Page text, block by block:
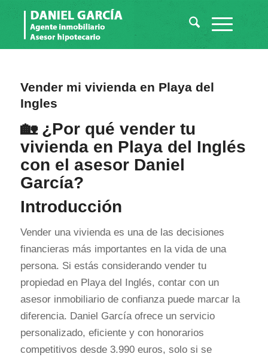
Vender mi vivienda en Playa del
Ingles
🏡 ¿Por qué vender tu
vivienda en Playa del Inglés
con el asesor Daniel
García?
Introducción
Vender una vivienda es una de las decisiones
financieras más importantes en la vida de una
persona. Si estás considerando vender tu
propiedad en Playa del Inglés, contar con un
asesor inmobiliario de confianza puede marcar la
diferencia. Daniel García ofrece un servicio
personalizado, eficiente y con honorarios
competitivos desde 3.990 euros, solo si se